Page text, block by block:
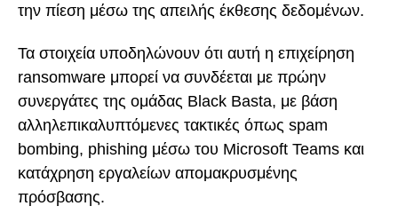
την πίεση μέσω της απειλής έκθεσης δεδομένων.
Τα στοιχεία υποδηλώνουν ότι αυτή η επιχείρηση
ransomware μπορεί να συνδέεται με πρώην
συνεργάτες της ομάδας Black Basta, με βάση
αλληλεπικαλυπτόμενες τακτικές όπως spam
bombing, phishing μέσω του Microsoft Teams και
κατάχρηση εργαλείων απομακρυσμένης
πρόσβασης.